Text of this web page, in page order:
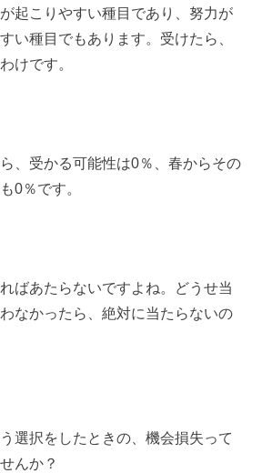
起こりやすい種目であり、努力が
い種目でもあります。受けたら、
けです。
、受かる可能性は0％、春からその
0％です。
ばあたらないですよね。どうせ当
なかったら、絶対に当たらないの
選択をしたときの、機会損失って
んか？